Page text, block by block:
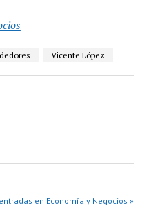
Vicente López
en Economía y Negocios »